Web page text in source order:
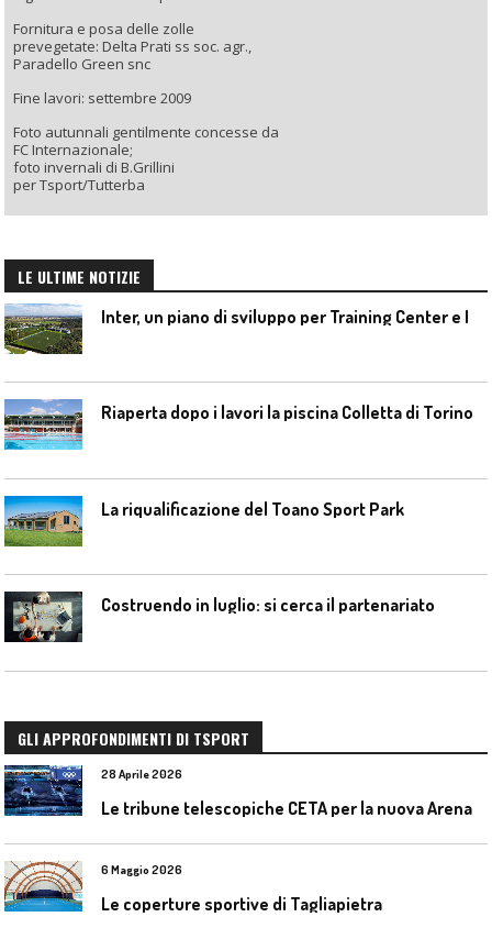
Fornitura e posa delle zolle
prevegetate: Delta Prati ss soc. agr.,
Paradello Green snc
Fine lavori: settembre 2009
Foto autunnali gentilmente concesse da
FC Internazionale;
foto invernali di B.Grillini
per Tsport/Tutterba
LE ULTIME NOTIZIE
Riaperta dopo i lavori la piscina Colletta di Torino
La riqualificazione del Toano Sport Park
Costruendo in luglio: si cerca il partenariato
GLI APPROFONDIMENTI DI TSPORT
28 Aprile 2026
6 Maggio 2026
Le coperture sportive di Tagliapietra